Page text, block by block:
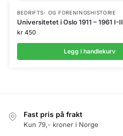
BEDRIFTS- OG FORENINGSHISTORIE
Universitetet i Oslo 1911 – 1961 I-II
kr450
Legg i handlekurv
Fast pris på frakt
Kun 79,- kroner i Norge